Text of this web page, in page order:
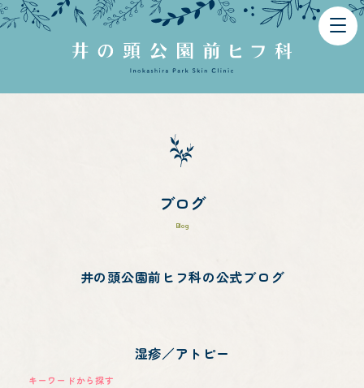
TOP
News
診療時間
ブログ
Blog
井の頭公園前ヒフ科の公式ブログ
キーワードから探す
湿疹／アトピー